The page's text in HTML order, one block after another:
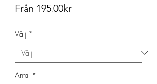
Från 195,00krReapris
Välj *
Antal *